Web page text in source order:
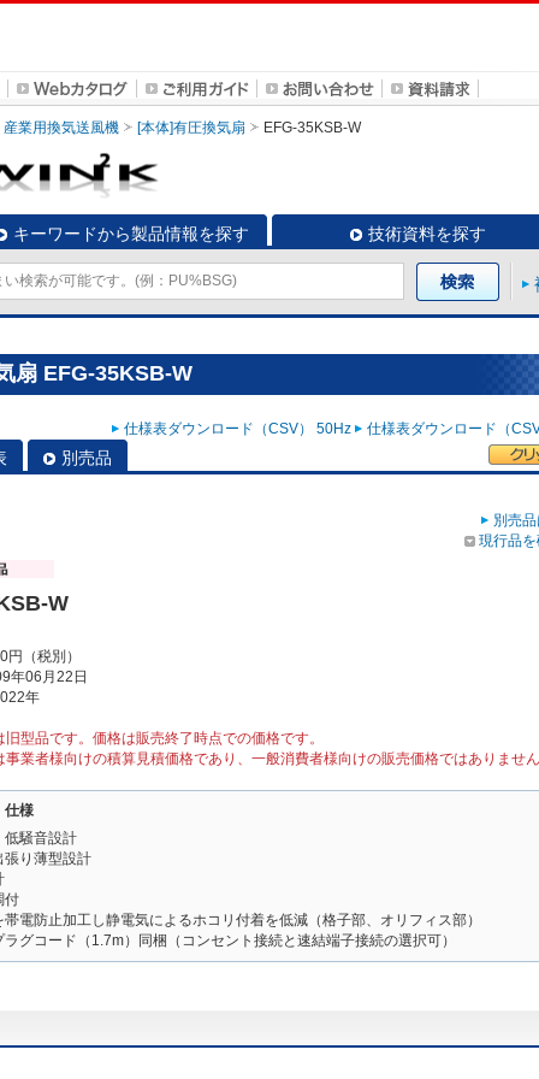
産業用換気送風機 [本体]有圧換気扇 EFG-35KSB-W
キーワードから製品情報を探す 技術資料を探す
扇 EFG-35KSB-W
仕様表ダウンロード（CSV） 50Hz 仕様表ダウンロード（
別売品
別売
現行品
W
（税別）
年06月22日
年
型品です。価格は販売終了時点での価格です。
業者様向けの積算見積価格であり、一般消費者様向けの販売価格ではありませ
仕様
低騒音設計
張り薄型設計
付
帯電防止加工し静電気によるホコリ付着を低減（格子部、オリフィス部）
ラグコード（1.7m）同梱（コンセント接続と速結端子接続の選択可）